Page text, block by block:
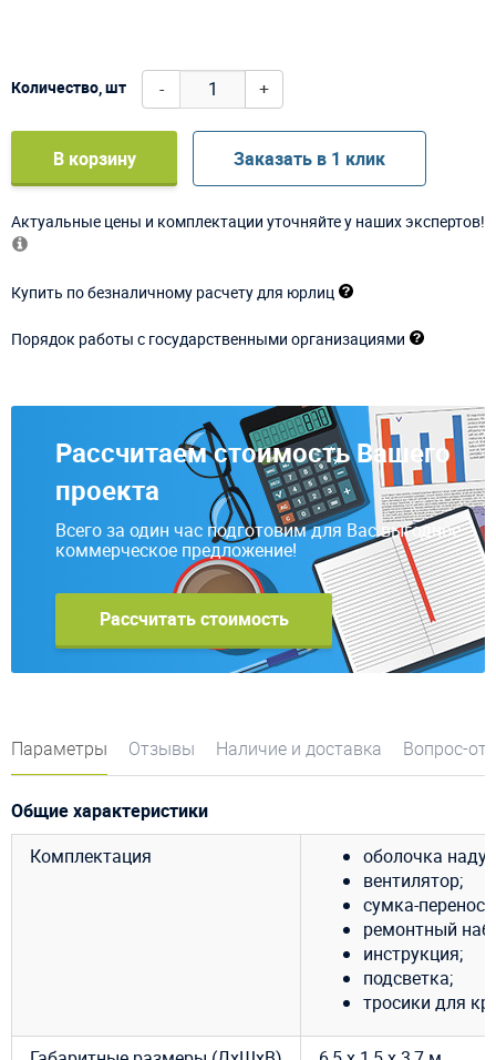
Количество, шт - +
В корзину Заказать в 1 клик
Актуальные цены и комплектации уточняйте у наших экспертов!
Купить по безналичному расчету для юрлиц
Порядок работы с государственными организациями
Рассчитаем стоимость Вашего
проекта
Всего за один час подготовим для Вас выгодное
коммерческое предложение!
Рассчитать стоимость
Параметры Отзывы Наличие и доставка Вопрос-
Общие характеристики
Комплектация
оболочка
вентилятор;
сумка-
ремонтный
инструкция;
подсветка;
тросики для